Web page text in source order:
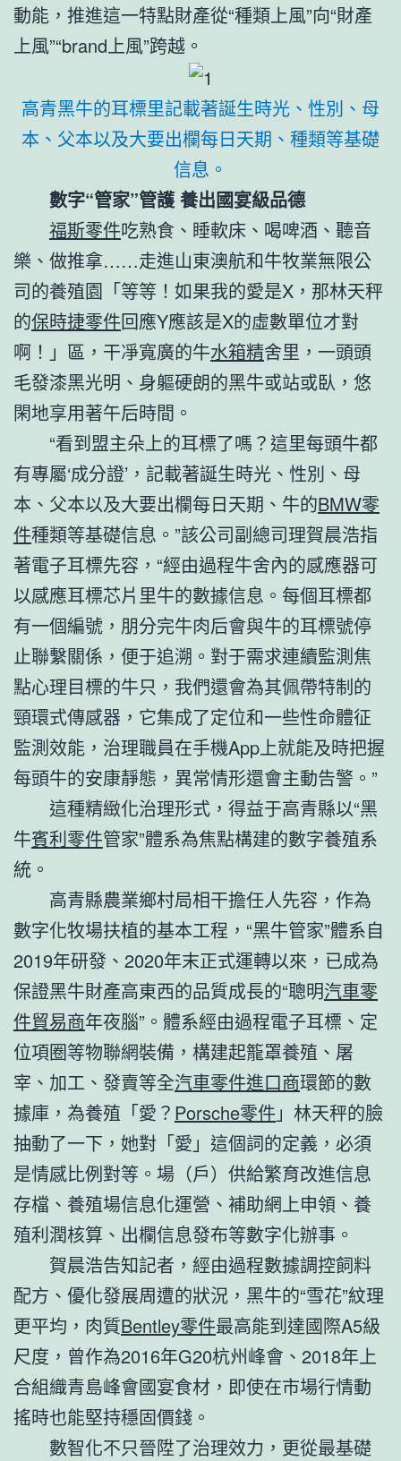
動能，推進這一特點財產從“種類上風”向“財產
上風”“brand上風”跨越。
高青黑牛的耳標里記載著誕生時光、性別、母
本、父本以及大要出欄每日天期、種類等基礎
信息。
數字“管家”管護 養出國宴級品德
福斯零件吃熟食、睡軟床、喝啤酒、聽音
樂、做推拿……走進山東澳航和牛牧業無限公
司的養殖園「等等！如果我的愛是X，那林天秤
的保時捷零件回應Y應該是X的虛數單位才對
啊！」區，干凈寬廣的牛水箱精舍里，一頭頭
毛發漆黑光明、身軀硬朗的黑牛或站或臥，悠
閑地享用著午后時間。
“看到盟主朵上的耳標了嗎？這里每頭牛都
有專屬‘成分證’，記載著誕生時光、性別、母
本、父本以及大要出欄每日天期、牛的BMW零
件種類等基礎信息。”該公司副總司理賀晨浩指
著電子耳標先容，“經由過程牛舍內的感應器可
以感應耳標芯片里牛的數據信息。每個耳標都
有一個編號，朋分完牛肉后會與牛的耳標號停
止聯繫關係，便于追溯。對于需求連續監測焦
點心理目標的牛只，我們還會為其佩帶特制的
頸環式傳感器，它集成了定位和一些性命體征
監測效能，治理職員在手機App上就能及時把握
每頭牛的安康靜態，異常情形還會主動告警。”
這種精緻化治理形式，得益于高青縣以“黑
牛賓利零件管家”體系為焦點構建的數字養殖系
統。
高青縣農業鄉村局相干擔任人先容，作為
數字化牧場扶植的基本工程，“黑牛管家”體系自
2019年研發、2020年末正式運轉以來，已成為
保證黑牛財產高東西的品質成長的“聰明汽車零
件貿易商年夜腦”。體系經由過程電子耳標、定
位項圈等物聯網裝備，構建起籠罩養殖、屠
宰、加工、發賣等全汽車零件進口商環節的數
據庫，為養殖「愛？ Porsche零件 」林天秤的臉
抽動了一下，她對「愛」這個詞的定義，必須
是情感比例對等。場（戶）供給繁育改進信息
存檔、養殖場信息化運營、補助網上申領、養
殖利潤核算、出欄信息發布等數字化辦事。
賀晨浩告知記者，經由過程數據調控飼料
配方、優化發展周遭的狀況，黑牛的“雪花”紋理
更平均，肉質Bentley零件最高能到達國際A5級
尺度，曾作為2016年G20杭州峰會、2018年上
合組織青島峰會國宴食材，即使在市場行情動
搖時也能堅持穩固價錢。
數智化不只晉陞了治理效力，更從最基礎